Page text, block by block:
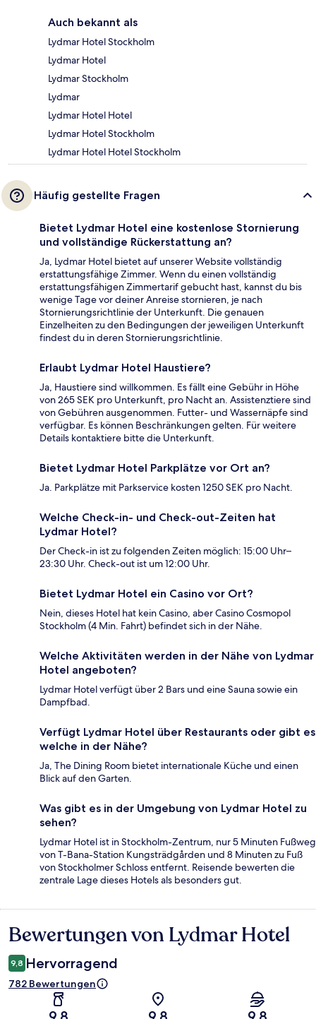
Auch bekannt als
Lydmar Hotel Stockholm
Lydmar Hotel
Lydmar Stockholm
Lydmar
Lydmar Hotel Hotel
Lydmar Hotel Stockholm
Lydmar Hotel Hotel Stockholm
Häufig gestellte Fragen
Bietet Lydmar Hotel eine kostenlose Stornierung
und vollständige Rückerstattung an?
Ja, Lydmar Hotel bietet auf unserer Website vollständig
erstattungsfähige Zimmer. Wenn du einen vollständig
erstattungsfähigen Zimmertarif gebucht hast, kannst du bis
wenige Tage vor deiner Anreise stornieren, je nach
Stornierungsrichtlinie der Unterkunft. Die genauen
Einzelheiten zu den Bedingungen der jeweiligen Unterkunft
findest du in deren Stornierungsrichtlinie.
Erlaubt Lydmar Hotel Haustiere?
Ja, Haustiere sind willkommen. Es fällt eine Gebühr in Höhe
von 265 SEK pro Unterkunft, pro Nacht an. Assistenztiere sind
von Gebühren ausgenommen. Futter- und Wassernäpfe sind
verfügbar. Es können Beschränkungen gelten. Für weitere
Details kontaktiere bitte die Unterkunft.
Bietet Lydmar Hotel Parkplätze vor Ort an?
Ja. Parkplätze mit Parkservice kosten 1250 SEK pro Nacht.
Welche Check-in- und Check-out-Zeiten hat
Lydmar Hotel?
Der Check-in ist zu folgenden Zeiten möglich: 15:00 Uhr–
23:30 Uhr. Check-out ist um 12:00 Uhr.
Bietet Lydmar Hotel ein Casino vor Ort?
Nein, dieses Hotel hat kein Casino, aber Casino Cosmopol
Stockholm (4 Min. Fahrt) befindet sich in der Nähe.
Welche Aktivitäten werden in der Nähe von Lydmar
Hotel angeboten?
Lydmar Hotel verfügt über 2 Bars und eine Sauna sowie ein
Dampfbad.
Verfügt Lydmar Hotel über Restaurants oder gibt es
welche in der Nähe?
Ja, The Dining Room bietet internationale Küche und einen
Blick auf den Garten.
Was gibt es in der Umgebung von Lydmar Hotel zu
sehen?
Lydmar Hotel ist in Stockholm-Zentrum, nur 5 Minuten Fußweg
von T-Bana-Station Kungsträdgården und 8 Minuten zu Fuß
von Stockholmer Schloss entfernt. Reisende bewerten die
zentrale Lage dieses Hotels als besonders gut.
Bewertungen
Bewertungen von Lydmar Hotel
9,8 Hervorragend
782 Bewertungen